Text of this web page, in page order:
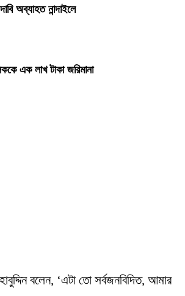
অব্যাহত নান্দাইলে
এক লাখ টাকা জরিমানা
বলেন, ‘এটা তো সর্বজনবিদিত, আমার